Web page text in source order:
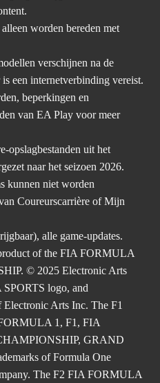
worden bereden met
verschijnen na de
een internetverbinding vereist.
beperkingen en
van EA Play voor meer
opslagbestanden uit het
naar het seizoen 2026.
kunnen niet worden
Coureurscarrière of Mijn
alle game-updates.
of the FIA FORMULA
© 2025 Electronic Arts
logo, and
Electronic Arts Inc. The F1
1, F1, FIA
GRAND
of Formula One
The F2 FIA FORMULA